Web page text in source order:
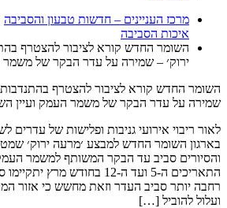
מרכז העניינים – חדשות טבעון והסביבה
איכות הסביבה
השומר החדש קורא לציבור להצטרף
ירוק׳ – שמירה על עדר הבקר של משמר
השומר החדש קורא לציבור להצטרף
שמירה על עדר הבקר של משמר העמק ועיין
לאור ריבוי אירועי גניבות ופלישות של עדרים
בארגון השומר החדש למבצע ׳מרעה ירוק׳
והסיורים סביב עד הבקר המשותף למשמר העמק
התאריכים ה-5 ועד ה-12 בחודש
רחבה יותר סביב העדר וזאת מחשש כי אזור
ועלול להוביל […]